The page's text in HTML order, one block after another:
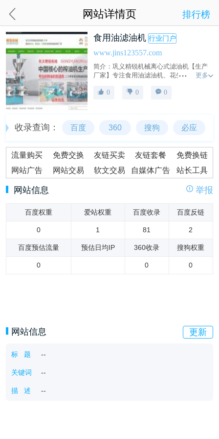
网站详情页 排行榜
食用油滤油机 行业门户
www.jins123557.com
简介：巩义精锐机械离心式滤油机【生产
厂家】专注食用油滤油机、花生油滤油
离滤油机等设备制造和油坊专用滤油机研
更多
0 0 0
收录查询： 百度 360 搜狗 必应
流量购买 免费交换 友链买卖 友链套餐
免费换链
网站广告
网站交易 软文交易 自媒体广告 站长工具
网站信息 举报
百度权重 爱站权重 百度收录 百度反链
0 1 81 2
百度预估流量 预估日均IP 360收录 搜狗权重
0 0 0
网站信息 更新
标 题 --
关键词 --
描 述 --